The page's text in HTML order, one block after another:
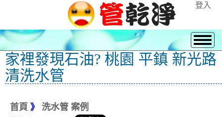
登入
家裡發現石油? 桃園 平鎮 新光路
清洗水管
首頁 》 洗水管 案例